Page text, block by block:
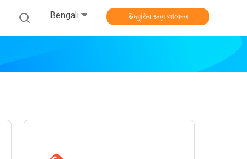
Bengali উদ্ধৃতির জন্য আবেদন